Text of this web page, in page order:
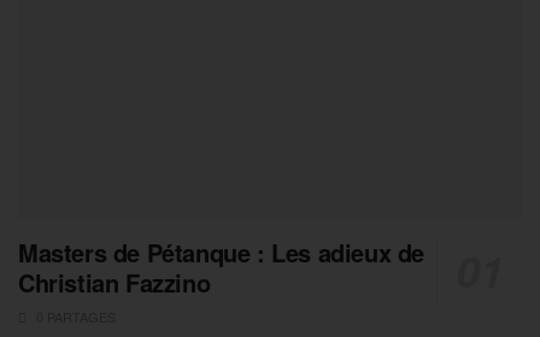
Masters de Pétanque : Les adieux de
Christian Fazzino